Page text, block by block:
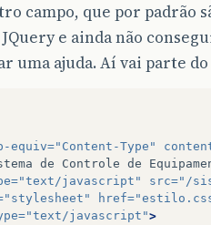
campo, que por padrão
e ainda não
uma ajuda. Aí vai parte
equiv="Content-Type"
de Controle de
"text/javascript" src="/
"stylesheet" href=
"text/javascript">